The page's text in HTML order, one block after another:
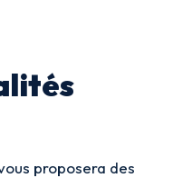
proposera des